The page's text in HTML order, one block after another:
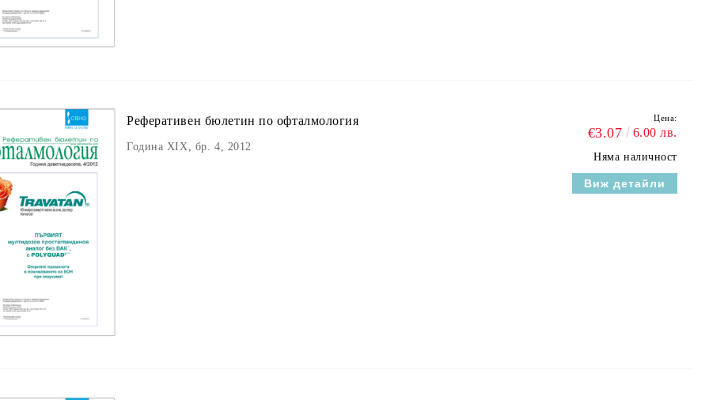
Реферативен бюлетин пo офталмология
Година XIX, бр. 4, 2012
Цена:
€3.07 6.00 лв.
Няма наличност
Виж детайли